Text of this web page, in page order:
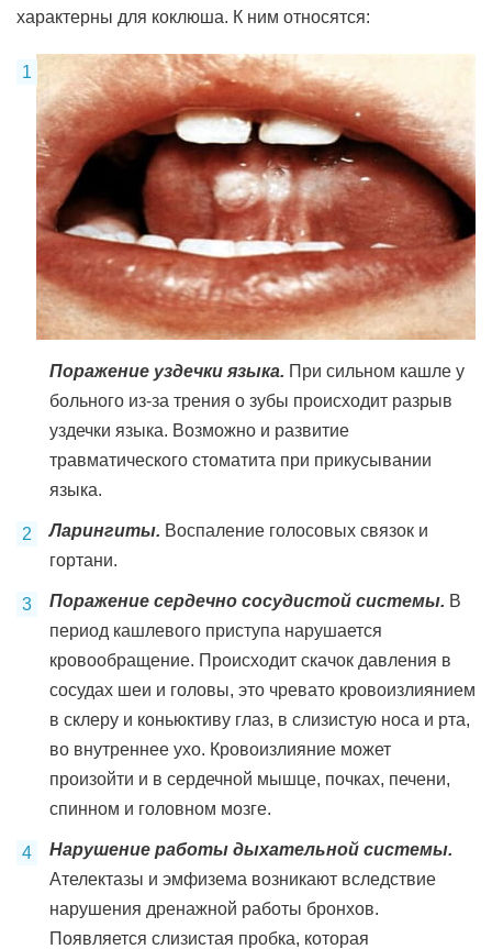
характерны для коклюша. К ним относятся:
Поражение уздечки языка. При сильном кашле у
больного из-за трения о зубы происходит разрыв
уздечки языка. Возможно и развитие
травматического стоматита при прикусывании
языка.
Ларингиты. Воспаление голосовых связок и
гортани.
Поражение сердечно сосудистой системы. В
период кашлевого приступа нарушается
кровообращение. Происходит скачок давления в
сосудах шеи и головы, это чревато кровоизлиянием
в склеру и коньюктиву глаз, в слизистую носа и рта,
во внутреннее ухо. Кровоизлияние может
произойти и в сердечной мышце, почках, печени,
спинном и головном мозге.
Нарушение работы дыхательной системы.
Ателектазы и эмфизема возникают вследствие
нарушения дренажной работы бронхов.
Появляется слизистая пробка, которая